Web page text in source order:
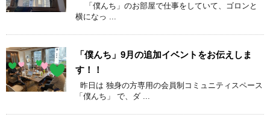
「僕んち」のお部屋で仕事をしていて、ゴロンと
横になっ ...
「僕んち」9月の追加イベントをお伝えしま
す！！
昨日は 独身の方専用の会員制コミュニティスペース
「僕んち」 で、ダ ...